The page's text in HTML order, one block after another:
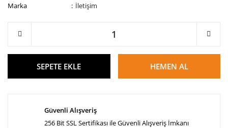
Marka İletişim
SEPETE EKLE HEMEN AL
Güvenli Alışveriş
256 Bit SSL Sertifikası ile Güvenli Alışveriş İmkanı